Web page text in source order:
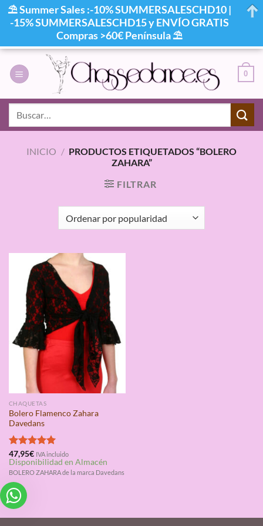
contenido
0
INICIO / PRODUCTOS ETIQUETADOS “BOLERO
ZAHARA”
FILTRAR
CHAQUETAS
Bolero Flamenco Zahara
Davedans
Valorado
con5.00
de 5
47,95€ IVA incluido
Disponibilidad en Almacén
BOLERO ZAHARA de la marca Davedans
⛱ Summer Sales :-10% SUMMERSALESCHD10 |
-15% SUMMERSALESCHD15 y ENVÍO GRATIS
Compras >60€ Península ⛱